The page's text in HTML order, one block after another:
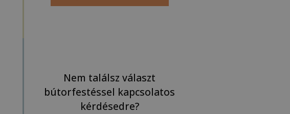
Nem találsz választ
bútorfestéssel kapcsolatos
kérdésedre?